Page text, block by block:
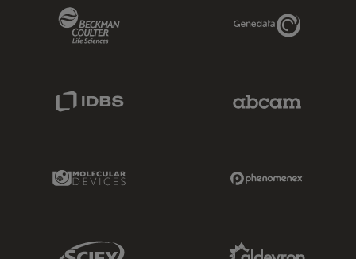
Genedata Link
Molecular Devices Link
Sciex Link